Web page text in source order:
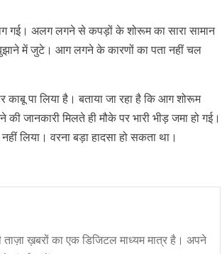
गई। अलग लगने से कपड़ों के शोरूम का सारा सामान
में जुटे। आग लगने के कारणों का पता नहीं चल
पा लिया है। बताया जा रहा है कि आग शोरूम
मिलते ही मौके पर भारी भीड़ जमा हो गई।
लिया। वरना बड़ा हादसा हो सकता था।
ख़बरों का एक डिजिटल माध्यम मात्र है। अपने